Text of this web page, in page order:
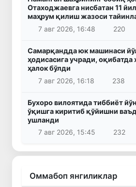
Отаходжаевга нисбатан 11
маҳрум қилиш жазоси
7 авг 2026, 16:48
220
Самарқандда юк машинаси
ҳодисасига учради, оқибатда
ҳалок бўлди
7 авг 2026, 16:18
238
Бухоро вилоятида тиббиёт
ўқишга киритиб қўйишни
ушланди
7 авг 2026, 15:45
232
Оммабоп янгиликлар